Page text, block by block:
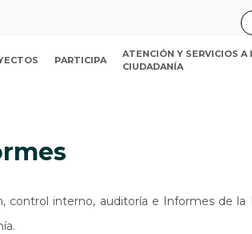
Urbano
PARTICIPA
ATENCIÓN Y SERVICIOS A
CIUDADANÍA
control interno, auditoría e Informes de la